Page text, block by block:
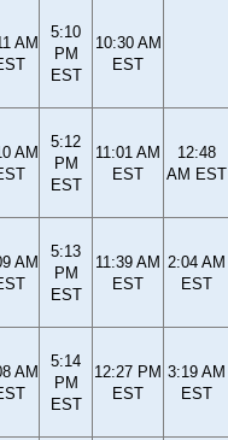
AM
5:10
PM
EST
10:30 AM
EST
AM
5:12
PM
EST
11:01 AM
EST
12:48
AM EST
AM
5:13
PM
EST
11:39 AM
EST
2:04 AM
EST
AM
5:14
PM
EST
12:27 PM
EST
3:19 AM
EST